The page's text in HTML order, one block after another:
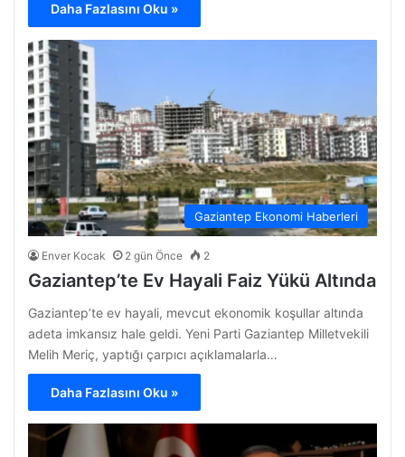
Daha Fazlasını Oku »
Gaziantep Ekonomi Haberleri
Enver Kocak 2 gün Önce 2
Gaziantep’te Ev Hayali Faiz Yükü Altında
Gaziantep’te ev hayali, mevcut ekonomik koşullar altında
adeta imkansız hale geldi. Yeni Parti Gaziantep Milletvekili
Melih Meriç, yaptığı çarpıcı açıklamalarla…
Daha Fazlasını Oku »